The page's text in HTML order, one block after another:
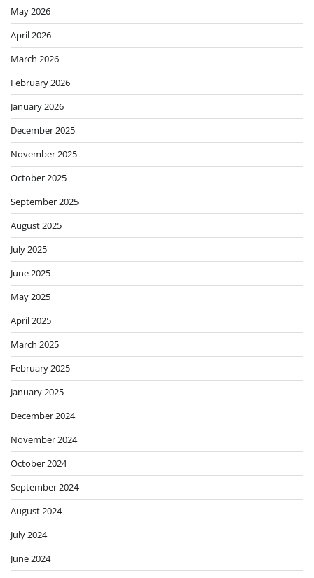
May 2026
April 2026
March 2026
February 2026
January 2026
December 2025
November 2025
October 2025
September 2025
August 2025
July 2025
June 2025
May 2025
April 2025
March 2025
February 2025
January 2025
December 2024
November 2024
October 2024
September 2024
August 2024
July 2024
June 2024